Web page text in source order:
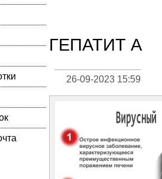
ГЕПАТИТ А
26-09-2023 15:59